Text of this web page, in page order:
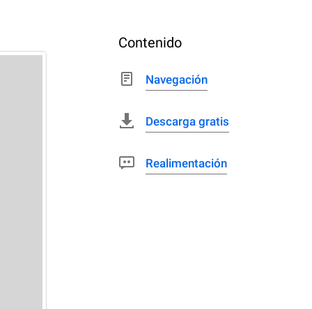
Contenido
Navegación
Descarga gratis
Realimentación